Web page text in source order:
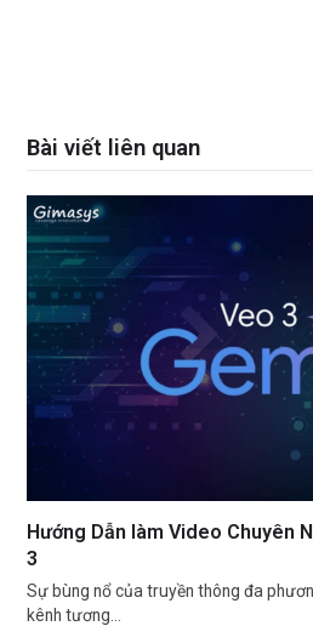
Bài viết liên quan
Hướng Dẫn làm Video Chuyên
3
Sự bùng nổ của truyền thông đa
kênh tương…